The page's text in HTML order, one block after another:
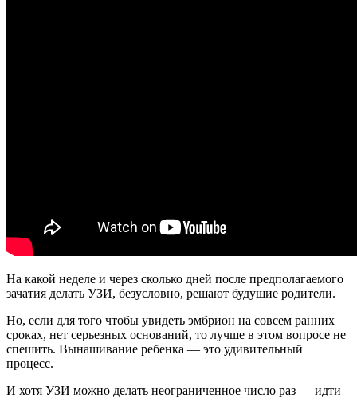
На какой неделе и через сколько дней после предполагаемого
зачатия делать УЗИ, безусловно, решают будущие родители.
Но, если для того чтобы увидеть эмбрион на совсем ранних
сроках, нет серьезных оснований, то лучше в этом вопросе не
спешить. Вынашивание ребенка — это удивительный
процесс.
И хотя УЗИ можно делать неограниченное число раз — идти